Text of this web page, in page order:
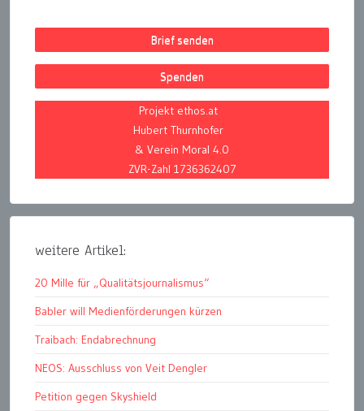
Brief senden
Spenden
Projekt ethos.at
Hubert Thurnhofer
& Verein Moral 4.0
ZVR-Zahl 1736362407
weitere Artikel:
20 Mille für „Qualitätsjournalismus“
Babler will Medienförderungen kürzen
Traibach: Endabrechnung
NEOS: Ausschluss von Veit Dengler
Petition gegen Skyshield